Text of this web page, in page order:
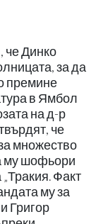
че Динко
за да
премине
в Ямбол
на д-р
че
множество
му шофьори
Факт
му за
Григор